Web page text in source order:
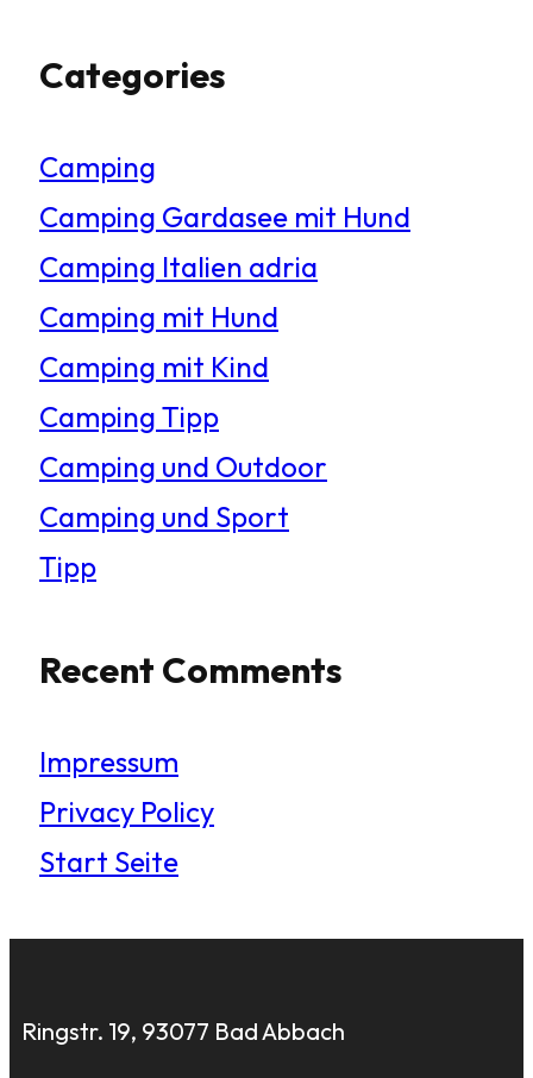
c
e
n
Categories
Camping
Camping Gardasee mit Hund
Camping Italien adria
Camping mit Hund
Camping mit Kind
Camping Tipp
Camping und Outdoor
Camping und Sport
Tipp
Recent Comments
Impressum
Privacy Policy
Start Seite
Ringstr. 19, 93077 Bad Abbach